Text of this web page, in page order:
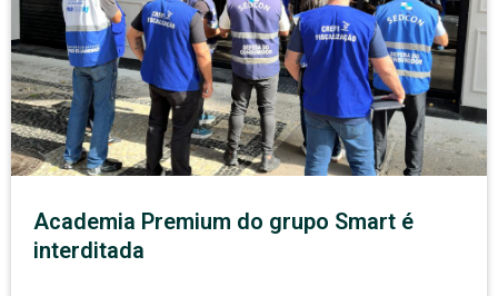
Academia Premium do grupo Smart é
interditada